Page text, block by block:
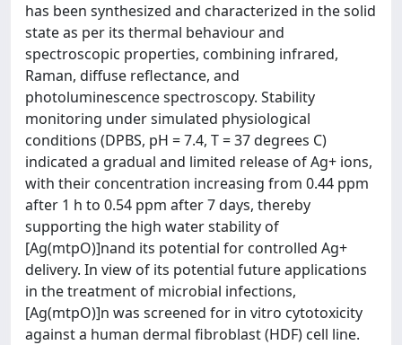
has been synthesized and characterized in the solid
state as per its thermal behaviour and
spectroscopic properties, combining infrared,
Raman, diffuse reflectance, and
photoluminescence spectroscopy. Stability
monitoring under simulated physiological
conditions (DPBS, pH = 7.4, T = 37 degrees C)
indicated a gradual and limited release of Ag+ ions,
with their concentration increasing from 0.44 ppm
after 1 h to 0.54 ppm after 7 days, thereby
supporting the high water stability of
[Ag(mtpO)]nand its potential for controlled Ag+
delivery. In view of its potential future applications
in the treatment of microbial infections,
[Ag(mtpO)]n was screened for in vitro cytotoxicity
against a human dermal fibroblast (HDF) cell line.